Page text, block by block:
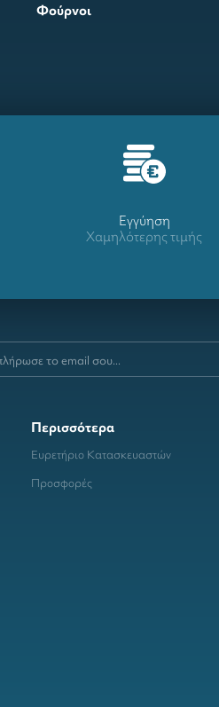
Φούρνοι
Eγγύηση
Χαμηλότερης τιμής
Περισσότερα
Ευρετήριο Κατασκευαστών
Προσφορές